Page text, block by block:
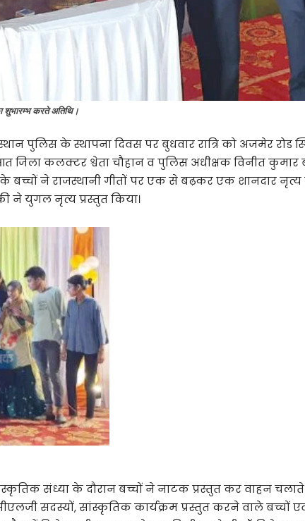
शुभारम्भ करते अतिथि।
पुलिस के स्थापना दिवस पर बुधवार रात्रि को अजमेर
जिला कलक्टर श्वेता चौहान व पुलिस अधीक्षक विनीत
ने राजस्थानी गीतों पर एक से बढ़कर एक शानदार नृत्य
ने युगल नृत्य प्रस्तुत किया।
संध्या के दौरान बच्चों ने नाटक प्रस्तुत कर वाहन
सदस्यों, सांस्कृतिक कार्यक्रम प्रस्तुत करने वाले बच्चों एवं